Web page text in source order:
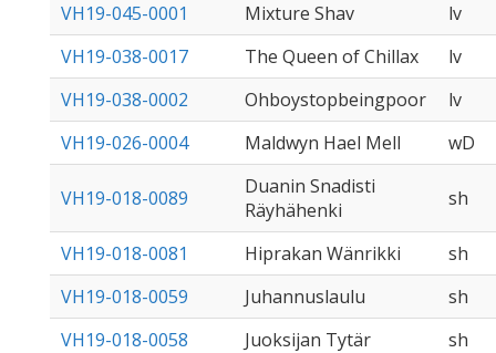
VH19-045-0001
Mixture Shav
lv
VH19-038-0017
The Queen of Chillax
lv
VH19-038-0002
Ohboystopbeingpoor
lv
VH19-026-0004
Maldwyn Hael Mell wD
VH19-018-0089
Duanin Snadisti
Räyhähenki
sh
VH19-018-0081 Hiprakan Wänrikki
sh
VH19-018-0059
Juhannuslaulu
sh
VH19-018-0058
Juoksijan Tytär
sh